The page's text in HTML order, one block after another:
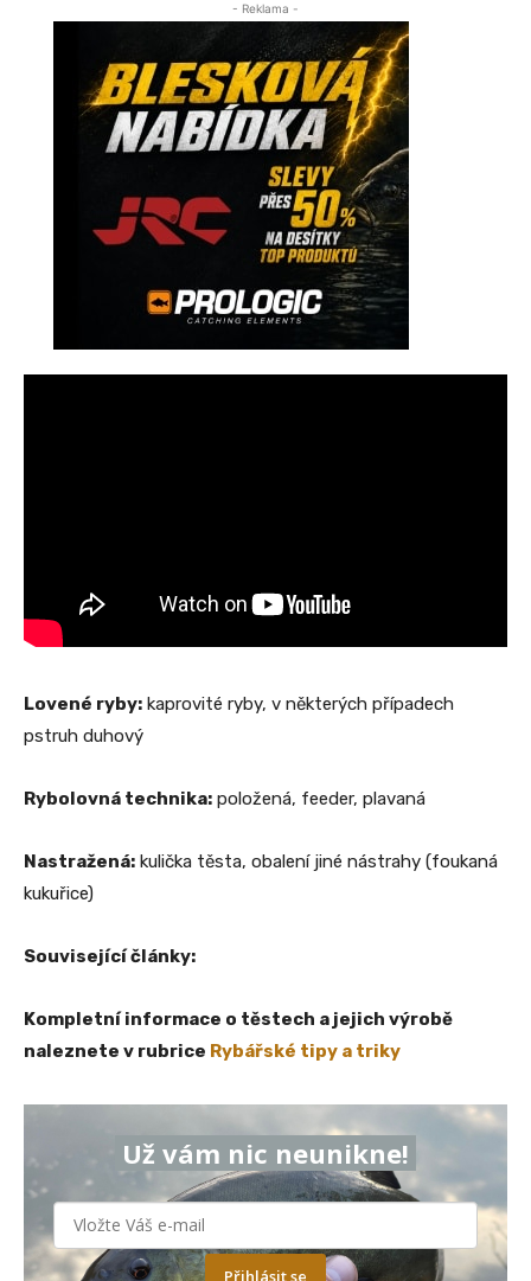
- Reklama -
Lovené ryby: kaprovité ryby, v některých případech
pstruh duhový
Rybolovná technika: položená, feeder, plavaná
Nastražená: kulička těsta, obalení jiné nástrahy (foukaná
kukuřice)
Související články:
Kompletní informace o těstech a jejich výrobě
naleznete v rubrice Rybářské tipy a triky
Už vám nic neunikne!
Přihlásit se